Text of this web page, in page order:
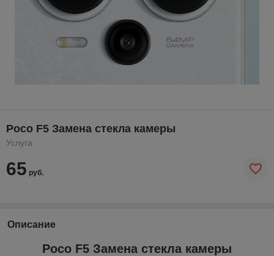
Poco F5 Замена стекла камеры
Услуга
65 руб.
Описание
Poco F5 Замена стекла камеры